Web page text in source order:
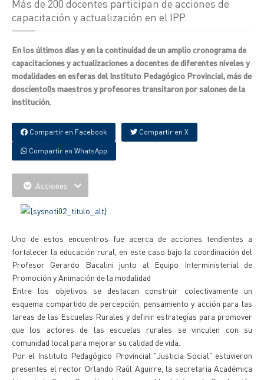
Más de 200 docentes participan de acciones de
capacitación y actualización en el IPP.
En los últimos días y en la continuidad de un amplio cronograma de
capacitaciones y actualizaciones a docentes de diferentes niveles y
modalidades en esferas del Instituto Pedagógico Provincial, más de
dosciento0s maestros y profesores transitaron por salones de la
institución.
Compartir en Facebook Compartir en X
Compartir en WhatsApp
Acciones
Uno de estos encuentros fue acerca de acciones tendientes a
fortalecer la educación rural, en este caso bajo la coordinación del
Profesor Gerardo Bacalini junto al Equipo Interministerial de
Promoción y Animación de la modalidad
Entre los objetivos se destacan construir colectivamente un
esquema compartido de percepción, pensamiento y acción para las
tareas de las Escuelas Rurales y definir estrategias para promover
que los actores de las escuelas rurales se vinculen con su
comunidad local para mejorar su calidad de vida.
Por el Instituto Pedagógico Provincial "Justicia Social" estuvieron
presentes el rector Orlando Raúl Aguirre, la secretaria Académica